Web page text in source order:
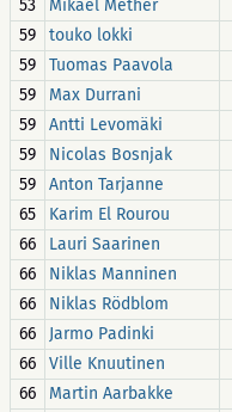
53
Mikael Mether
59
touko lokki
59
Tuomas Paavola
59
Max Durrani
59
Antti Levomäki
59
Nicolas Bosnjak
59
Anton Tarjanne
65
Karim El Rourou
66
Lauri Saarinen
66
Niklas Manninen
66
Niklas Rödblom
66
Jarmo Padinki
66
Ville Knuutinen
66
Martin Aarbakke